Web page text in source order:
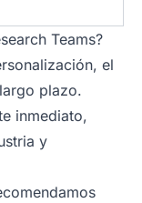
Teams?
el
plazo.
inmediato,
y